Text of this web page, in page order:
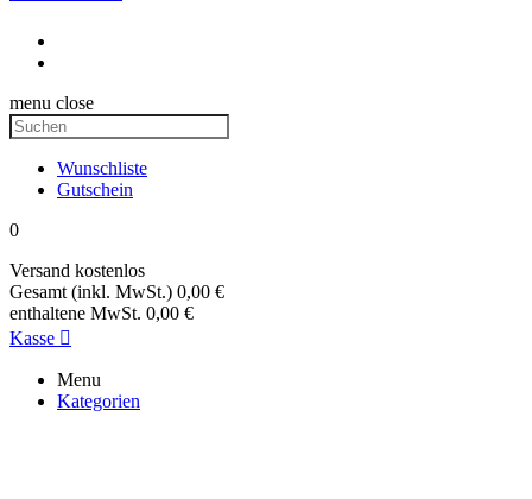
menu close
Wunschliste
Gutschein
0
Versand kostenlos
Gesamt (inkl. MwSt.) 0,00 €
enthaltene MwSt. 0,00 €
Kasse 
Menu
Kategorien